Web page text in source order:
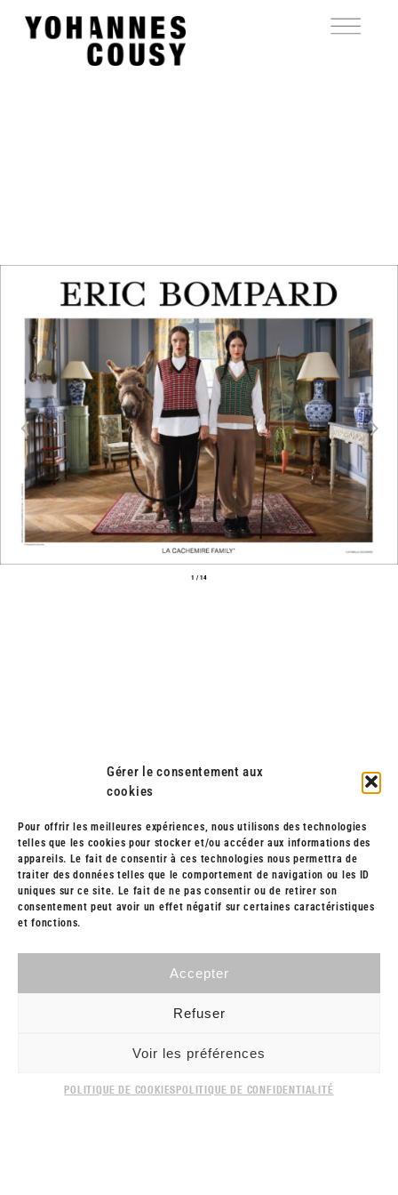
Gérer le consentement aux
cookies
Pour offrir les meilleures expériences, nous utilisons des technologies
telles que les cookies pour stocker et/ou accéder aux informations des
appareils. Le fait de consentir à ces technologies nous permettra de
traiter des données telles que le comportement de navigation ou les ID
uniques sur ce site. Le fait de ne pas consentir ou de retirer son
consentement peut avoir un effet négatif sur certaines caractéristiques
et fonctions.
Accepter
Refuser
Voir les préférences
POLITIQUE DE COOKIES POLITIQUE DE CONFIDENTIALITÉ
1 / 14
Previous Next
ÉRIC BOMPARD
LA CACHEMIRE FAMILY